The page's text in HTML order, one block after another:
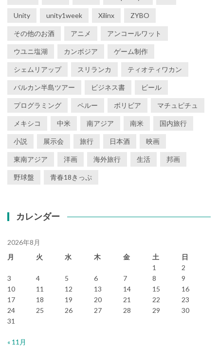
Unity unity1week Xilinx ZYBO
その他のお酒 アニメ アンコールワット
ウユニ塩湖 カンボジア ゲーム制作
シェムリアップ スリランカ ティオティワカン
バルカン半島ツアー ビジネス書 ビール
プログラミング ペルー ボリビア マチュピチュ
メキシコ 中米 南アジア 南米 国内旅行
小説 展示会 旅行 日本酒 映画
東南アジア 洋画 海外旅行 生活 邦画
野球盤 青春18きっぷ
カレンダー
2026年8月
月
火 水 木 金 土
日
1
2
3
4 5 6 7 8
9
10
11 12 13 14 15
16
17
18 19 20 21 22
23
24
25 26 27 28 29
30
31
« 11月